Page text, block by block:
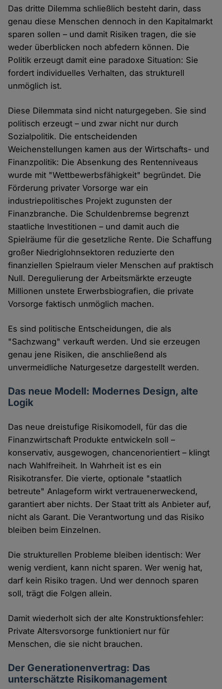
Das dritte Dilemma schließlich besteht darin, dass
genau diese Menschen dennoch in den Kapitalmarkt
sparen sollen – und damit Risiken tragen, die sie
weder überblicken noch abfedern können. Die
Politik erzeugt damit eine paradoxe Situation: Sie
fordert individuelles Verhalten, das strukturell
unmöglich ist.
Diese Dilemmata sind nicht naturgegeben. Sie sind
politisch erzeugt – und zwar nicht nur durch
Sozialpolitik. Die entscheidenden
Weichenstellungen kamen aus der Wirtschafts- und
Finanzpolitik: Die Absenkung des Rentenniveaus
wurde mit "Wettbewerbsfähigkeit" begründet. Die
Förderung privater Vorsorge war ein
industriepolitisches Projekt zugunsten der
Finanzbranche. Die Schuldenbremse begrenzt
staatliche Investitionen – und damit auch die
Spielräume für die gesetzliche Rente. Die Schaffung
großer Niedriglohnsektoren reduzierte den
finanziellen Spielraum vieler Menschen auf praktisch
Null. Deregulierung der Arbeitsmärkte erzeugte
Millionen unstete Erwerbsbiografien, die private
Vorsorge faktisch unmöglich machen.
Es sind politische Entscheidungen, die als
"Sachzwang" verkauft werden. Und sie erzeugen
genau jene Risiken, die anschließend als
unvermeidliche Naturgesetze dargestellt werden.
Das neue Modell: Modernes Design, alte
Logik
Das neue dreistufige Risikomodell, für das die
Finanzwirtschaft Produkte entwickeln soll –
konservativ, ausgewogen, chancenorientiert – klingt
nach Wahlfreiheit. In Wahrheit ist es ein
Risikotransfer. Die vierte, optionale "staatlich
betreute" Anlageform wirkt vertrauenerweckend,
garantiert aber nichts. Der Staat tritt als Anbieter auf,
nicht als Garant. Die Verantwortung und das Risiko
bleiben beim Einzelnen.
Die strukturellen Probleme bleiben identisch: Wer
wenig verdient, kann nicht sparen. Wer wenig hat,
darf kein Risiko tragen. Und wer dennoch sparen
soll, trägt die Folgen allein.
Damit wiederholt sich der alte Konstruktionsfehler:
Private Altersvorsorge funktioniert nur für
Menschen, die sie nicht brauchen.
Der Generationenvertrag: Das
unterschätzte Risikomanagement